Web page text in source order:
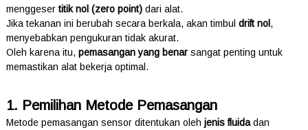
menggeser titik nol (zero point)dari alat.
Jika tekanan ini berubah secara berkala, akan timbul drift nol ,
menyebabkan pengukuran tidak akurat.
Oleh karena itu, pemasangan yang benarsangat penting untuk
memastikan alat bekerja optimal.
1. Pemilihan Metode Pemasangan
Metode pemasangan sensor ditentukan oleh jenis fluidadan